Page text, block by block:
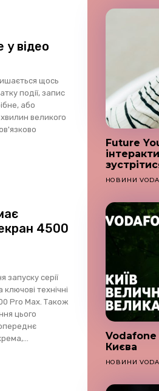
у відео
щось
події, запис
або
великого
4500
запуску серії
технічні
Pro Max. Також
цього
Future
НОВИНИ
Vodafone
Києва
НОВИНИ